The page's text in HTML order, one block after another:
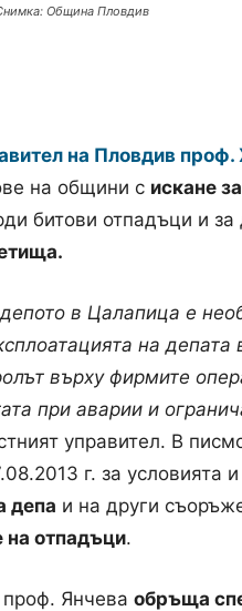
Община Пловдив
на Пловдив проф.
на общини с искане
битови отпадъци и
в Цалапица е
на
върху фирмите
при аварии и
управител. В
г. за условията и
депа и на други
на отпадъци.
Янчева обръща